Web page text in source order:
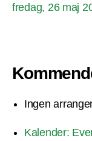
fredag, 26 maj
Ingen
Kalender: